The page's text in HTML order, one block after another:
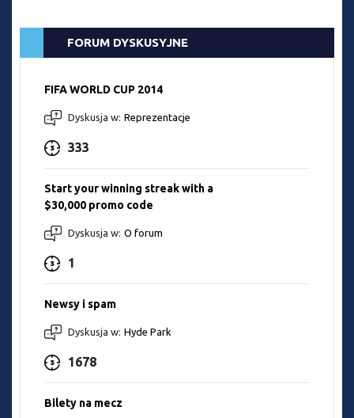
FORUM DYSKUSYJNE
FIFA WORLD CUP 2014
Dyskusja w: Reprezentacje
333
Start your winning streak with a
$30,000 promo code
Dyskusja w: O forum
1
Newsy i spam
Dyskusja w: Hyde Park
1678
Bilety na mecz